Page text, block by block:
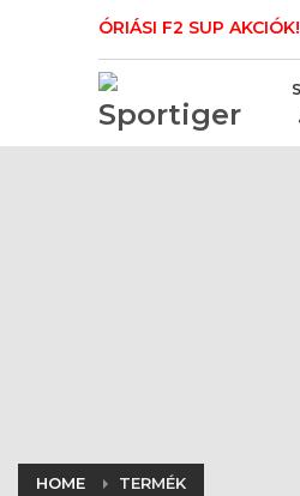
ÓRIÁSI F2 SUP
HOME TERMÉK